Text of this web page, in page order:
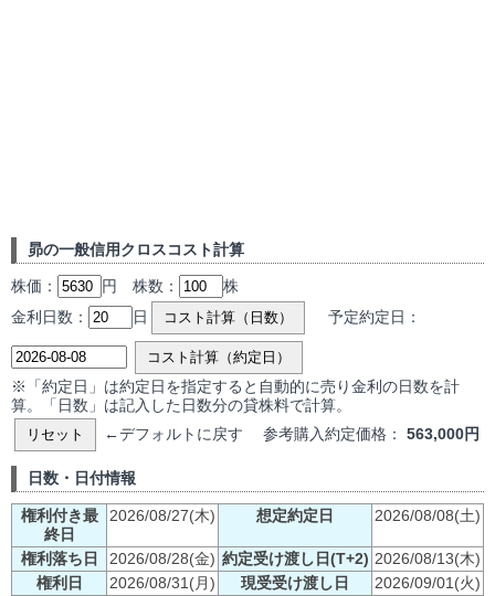
昴の一般信用クロスコスト計算
株価： 円 株数：
株
金利日数：
日 コスト計算（日数） 予定約定日：
コスト計算（約定日）
※「約定日」は約定日を指定すると自動的に売り金利の日数を計
算。「日数」は記入した日数分の貸株料で計算。
リセット ←デフォルトに戻す 参考購入約定価格： 563,000円
日数・日付情報
権利付き最
終日
2026/08/27(木) 想定約定日 2026/08/08(土)
権利落ち日 2026/08/28(金) 約定受け渡し日(T+2) 2026/08/13(木)
権利日
2026/08/31(月) 現受受け渡し日
2026/09/01(火)